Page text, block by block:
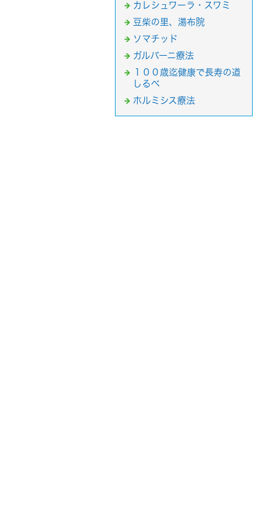
カレシュワーラ・スワミ
豆柴の里、湯布院
ソマチッド
ガルバーニ療法
１００歳迄健康で長寿の道
しるべ
ホルミシス療法